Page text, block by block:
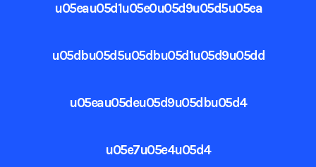
u05eau05d1u05e0u05d9u05d5u05ea
u05dbu05d5u05dbu05d1u05d9u05dd
u05eau05deu05d9u05dbu05d4
u05e7u05e4u05d4